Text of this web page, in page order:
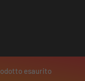
esaurito